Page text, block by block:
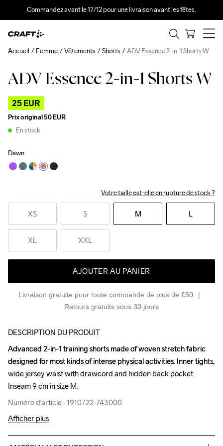
Commandez avant le 17/12 pour une livraison avant les fêtes.
ADV Essence 2-in-1 Shorts W
25 EUR
Prix original50 EUR
En stock
Dawn
Votre taille est-elle en rupture de stock ?
XS S M L
XL XXL
AJOUTER AU PANIER
Livraison gratuite pour toute commande de plus de €50
Retours gratuits sous 30 jours
Accueil Femme Vêtements Shorts ADV Essence 2-in-1 Shorts W
Outlet
DESCRIPTION DU PRODUIT
Advanced 2-in-1 training shorts made of woven stretch fabric
designed for most kinds of intense physical activities. Inner tights,
wide jersey waist with drawcord and hidden back pocket.
Inseam 9 cm in size M.
Numéro d'article : 1910722-743000
Advanced 2-in-1 training shorts made of woven stretch fabric
designed for most kinds of intense physical activities. Inner tights,
wide jersey waist with drawcord and hidden back pocket.
Inseam 9 cm in size M.
Numéro d'article : 1910722-743000
Afficher plus